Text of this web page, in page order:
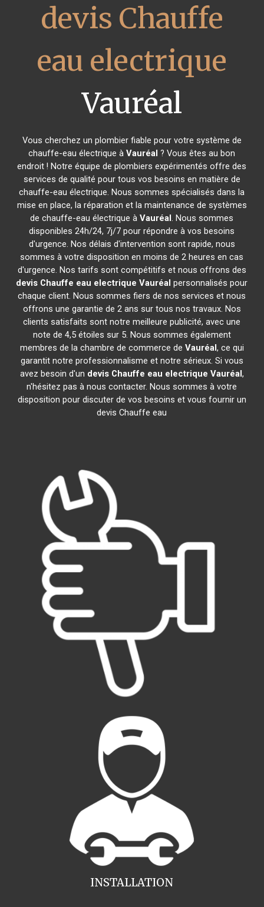
devis Chauffe
eau electrique
Vauréal
Vous cherchez un plombier fiable pour votre système de
chauffe-eau électrique àVauréal ? Vous êtes au bon
endroit ! Notre équipe de plombiers expérimentés offre des
services de qualité pour tous vos besoins en matière de
chauffe-eau électrique. Nous sommes spécialisés dans la
mise en place, la réparation et la maintenance de systèmes
de chauffe-eau électrique àVauréal. Nous sommes
disponibles 24h/24, 7j/7 pour répondre à vos besoins
d'urgence. Nos délais d'intervention sont rapide, nous
sommes à votre disposition en moins de 2 heures en cas
d'urgence. Nos tarifs sont compétitifs et nous offrons des
devis Chauffe eau electrique Vauréal personnalisés pour
chaque client. Nous sommes fiers de nos services et nous
offrons une garantie de 2 ans sur tous nos travaux. Nos
clients satisfaits sont notre meilleure publicité, avec une
note de 4,5 étoiles sur 5. Nous sommes également
membres de la chambre de commerce de Vauréal, ce qui
garantit notre professionnalisme et notre sérieux. Si vous
avez besoin d'un devis Chauffe eau electrique Vauréal,
n'hésitez pas à nous contacter. Nous sommes à votre
disposition pour discuter de vos besoins et vous fournir un
devis Chauffe eau
INSTALLATION